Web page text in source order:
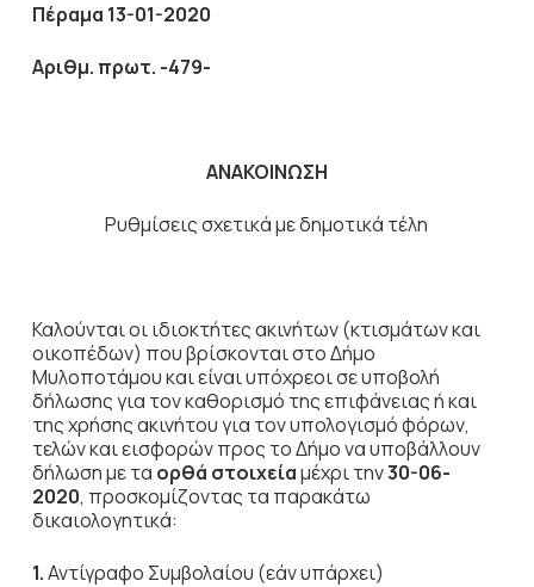
Πέραμα 13-01-2020
Αριθμ. πρωτ. -479-
ΑΝΑΚΟΙΝΩΣΗ
Ρυθμίσεις σχετικά με δημοτικά τέλη
Καλούνται οι ιδιοκτήτες ακινήτων (κτισμάτων και
οικοπέδων) που βρίσκονται στο Δήμο
Μυλοποτάμου και είναι υπόχρεοι σε υποβολή
δήλωσης για τον καθορισμό της επιφάνειας ή και
της χρήσης ακινήτου για τον υπολογισμό φόρων,
τελών και εισφορών προς το Δήμο να υποβάλλουν
δήλωση με τα ορθά στοιχείαμέχρι την30-06-
2020, προσκομίζοντας τα παρακάτω
δικαιολογητικά:
1.Αντίγραφο Συμβολαίου (εάν υπάρχει)